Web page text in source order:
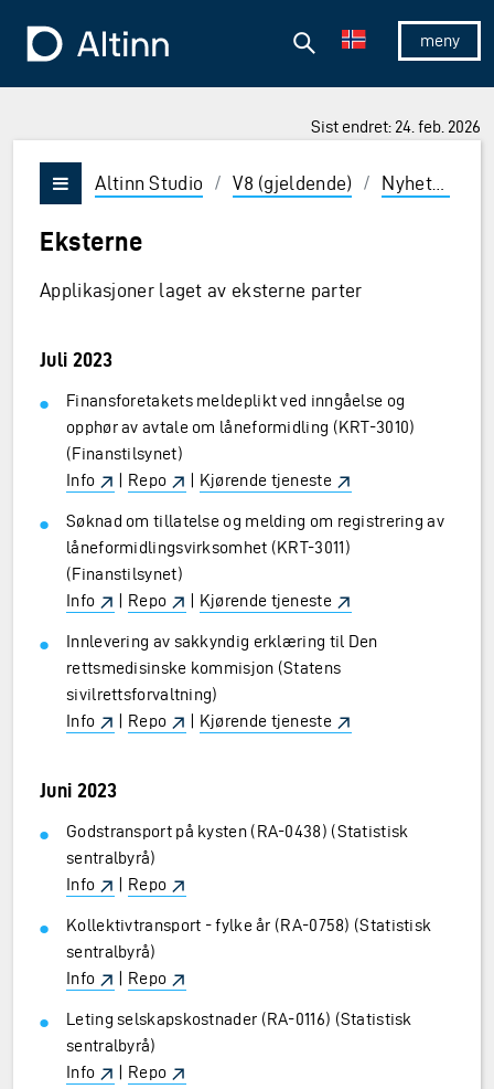
Vis/skjul
Søk
Sist endret: 24. feb. 2026
og Enter for å velge
Vis/skjul meny
Altinn Studio / V8 (gjeldende) / Nyheter
Eksterne
Applikasjoner laget av eksterne parter
Juli 2023
Finansforetakets meldeplikt ved inngåelse og
opphør av avtale om låneformidling (KRT-3010)
(Finanstilsynet)
Info
| Repo | Kjørende tjeneste
Søknad om tillatelse og melding om registrering av
låneformidlingsvirksomhet (KRT-3011)
(Finanstilsynet)
Info
| Repo | Kjørende tjeneste
Innlevering av sakkyndig erklæring til Den
rettsmedisinske kommisjon (Statens
sivilrettsforvaltning)
Info
| Repo | Kjørende tjeneste
Juni 2023
Godstransport på kysten (RA-0438) (Statistisk
sentralbyrå)
Info
| Repo
Kollektivtransport - fylke år (RA-0758) (Statistisk
sentralbyrå)
Info
| Repo
Leting selskapskostnader (RA-0116) (Statistisk
sentralbyrå)
Info
| Repo